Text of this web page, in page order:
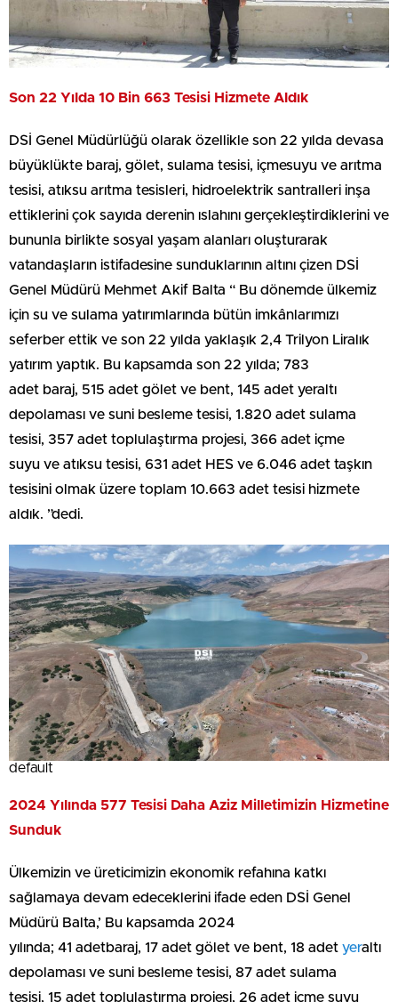
Son 22 Yılda 10 Bin 663 Tesisi Hizmete Aldık
DSİ Genel Müdürlüğü olarak özellikle son 22 yılda devasa
büyüklükte baraj, gölet, sulama tesisi, içmesuyu ve arıtma
tesisi, atıksu arıtma tesisleri, hidroelektrik santralleri inşa
ettiklerini çok sayıda derenin ıslahını gerçekleştirdiklerini ve
bununla birlikte sosyal yaşam alanları oluşturarak
vatandaşların istifadesine sunduklarının altını çizen DSİ
Genel Müdürü Mehmet Akif Balta “ Bu dönemde ülkemiz
için su ve sulama yatırımlarında bütün imkânlarımızı
seferber ettik ve son 22 yılda yaklaşık 2,4 Trilyon Liralık
yatırım yaptık. Bu kapsamda son 22 yılda; 783
adet baraj, 515 adet gölet ve bent, 145 adet yeraltı
depolaması ve suni besleme tesisi, 1.820 adet sulama
tesisi, 357 adet toplulaştırma projesi, 366 adet içme
suyu ve atıksu tesisi, 631 adet HES ve 6.046 adet taşkın
tesisini olmak üzere toplam 10.663 adet tesisi hizmete
aldık. ”dedi.
default
2024 Yılında 577 Tesisi Daha Aziz Milletimizin Hizmetine
Sunduk
Ülkemizin ve üreticimizin ekonomik refahına katkı
sağlamaya devam edeceklerini ifade eden DSİ Genel
Müdürü Balta,’ Bu kapsamda 2024
yılında; 41 adetbaraj, 17 adet gölet ve bent, 18 adet yeraltı
depolaması ve suni besleme tesisi, 87 adet sulama
tesisi, 15 adet toplulaştırma projesi, 26 adet içme suyu